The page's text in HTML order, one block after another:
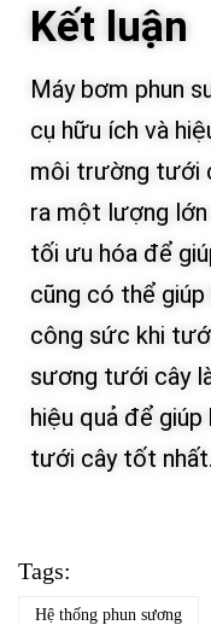
Kết luận
Máy bơm phun
cụ hữu ích và
môi trường tưới
ra một lượng
tối ưu hóa để
cũng có thể
công sức khi
sương tưới cây
hiệu quả để
tưới cây tốt nhất.
Tags:
Hệ thống phun sương